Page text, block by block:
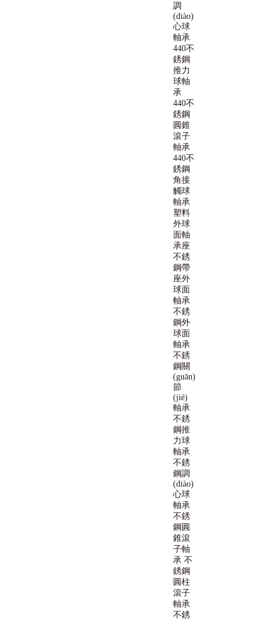
調
(diào)
心球
軸承
440不
銹鋼
推力
球軸
承
440不
銹鋼
圓錐
滾子
軸承
440不
銹鋼
角接
觸球
軸承
塑料
外球
面軸
承座
不銹
鋼帶
座外
球面
軸承
不銹
鋼外
球面
軸承
不銹
鋼關
(guān)
節
(jié)
軸承
不銹
鋼推
力球
軸承
不銹
鋼調
(diào)
心球
軸承
不銹
鋼圓
錐滾
子軸
承 不
銹鋼
圓柱
滾子
軸承
不銹